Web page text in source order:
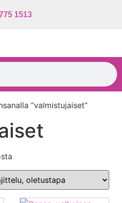
1513
“valmistujaiset”